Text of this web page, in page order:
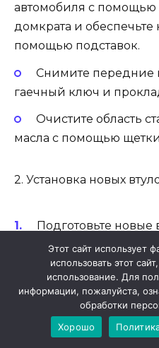
автомобиля с помощью
домкрата и
помощью подставок.
Снимите передние
гаечный ключ и
Очистите область
масла с помощью
2. Установка новых
Подготовьте новые
смазочное масло.
Нанесите смазку
Установите новые
удостоверившись, что
совпадают с
Этот сайт использует
использовать этот
использование. Для
информации, пожалуйста,
обработки
Хорошо